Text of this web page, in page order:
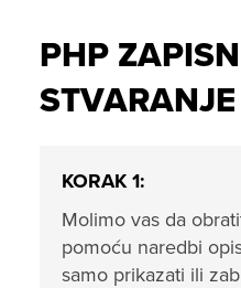
PHP
STVARANJE
KORAK 1:
Molimo vas da
pomoću naredbi
samo prikazati ili